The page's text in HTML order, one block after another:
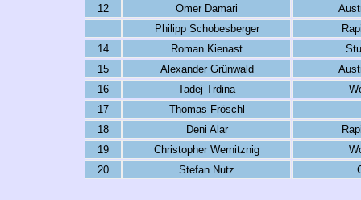
12
Omer Damari
Philipp Schobesberger
14
Roman Kienast
15
Alexander Grünwald
16
Tadej Trdina
17
Thomas Fröschl
18
Deni Alar
19
Christopher Wernitznig
20
Stefan Nutz